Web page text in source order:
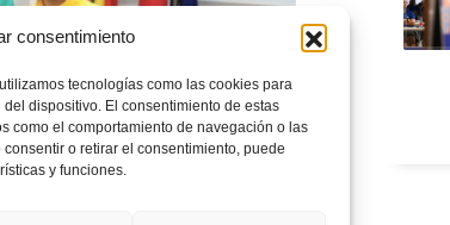
consentimiento
tecnologías como las cookies para
dispositivo. El consentimiento de estas
como el comportamiento de navegación o las
o retirar el consentimiento, puede
y funciones.